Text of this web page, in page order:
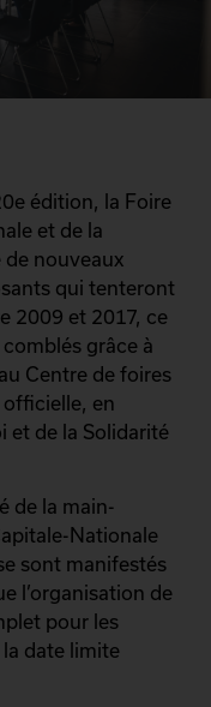
édition, la Foire
et de la
de nouveaux
qui tenteront
2009 et 2017, ce
grâce à
Centre de foires
officielle, en
et de la Solidarité
de la main-
Nationale
sont manifestés
l’organisation de
pour les
la date limite